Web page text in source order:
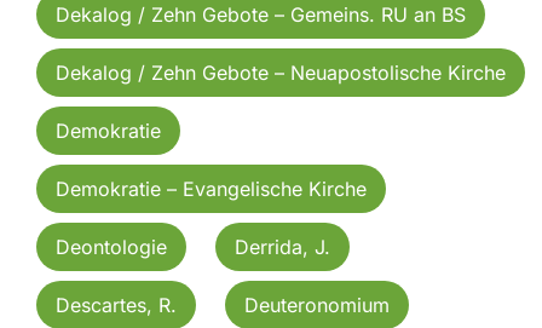
Dekalog / Zehn Gebote – Gemeins. RU an BS
Dekalog / Zehn Gebote – Neuapostolische Kirche
Demokratie
Demokratie – Evangelische Kirche
Deontologie Derrida, J.
Descartes, R. Deuteronomium